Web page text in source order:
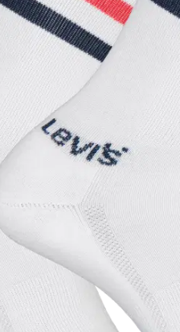
Avaa tuotekuva suurennettuna